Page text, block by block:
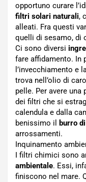
opportuno curare
filtri solari naturali,
alleati. Fra questi
quelli di sesamo, di
Ci sono diversi
fare affidamento. In
l’invecchiamento e
trova nell’olio di
pelle. Per avere
dei filtri che si
calendula e dalla
benissimo il
burro
arrossamenti.
Inquinamento
I filtri chimici sono
ambientale. Essi,
finiscono nel mare.